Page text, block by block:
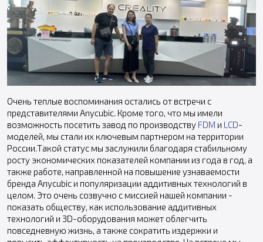
Очень теплые воспоминания остались от встречи с
представителями Anycubic. Кроме того, что мы имели
возможность посетить завод по производству FDM и LCD-
моделей, мы стали их ключевым партнером на территории
России.Такой статус мы заслужили благодаря стабильному
росту экономических показателей компании из года в год, а
также работе, направленной на повышение узнаваемости
бренда Anycubic и популяризации аддитивных технологий в
целом. Это очень созвучно с миссией нашей компании -
показать обществу, как использование аддитивных
технологий и 3D-оборудования может облегчить
повседневную жизнь, а также сократить издержки и